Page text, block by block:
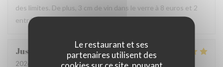
Le restaurant et ses
partenaires utilisent des
cookies sur ce site, pouvant
des limites. De plus, 3 cm de vin dans le verre à 8 euros et 2
entrées, 2 plats à 100 euros, je ne reviendrai plus.
Justine
2026-07-08
- 20:30 - Couverts 2